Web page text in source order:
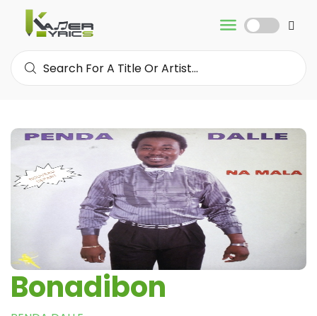
Bonadibon